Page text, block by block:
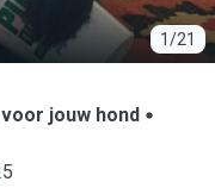
1/21
jouw hond